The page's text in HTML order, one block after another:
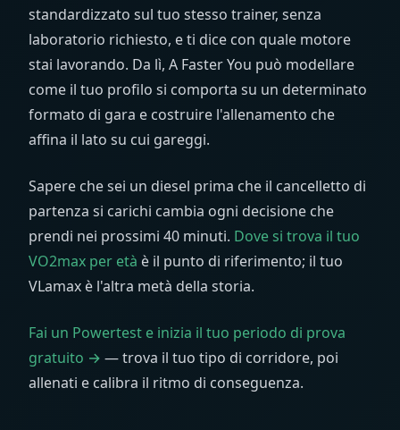
standardizzato sul tuo stesso trainer, senza
laboratorio richiesto, e ti dice con quale motore
stai lavorando. Da lì, A Faster You può modellare
come il tuo profilo si comporta su un determinato
formato di gara e costruire l'allenamento che
affina il lato su cui gareggi.
Sapere che sei un diesel prima che il cancelletto di
partenza si carichi cambia ogni decisione che
prendi nei prossimi 40 minuti. Dove si trova il tuo
VO2max per età è il punto di riferimento; il tuo
VLamax è l'altra metà della storia.
Fai un Powertest e inizia il tuo periodo di prova
gratuito → — trova il tuo tipo di corridore, poi
allenati e calibra il ritmo di conseguenza.